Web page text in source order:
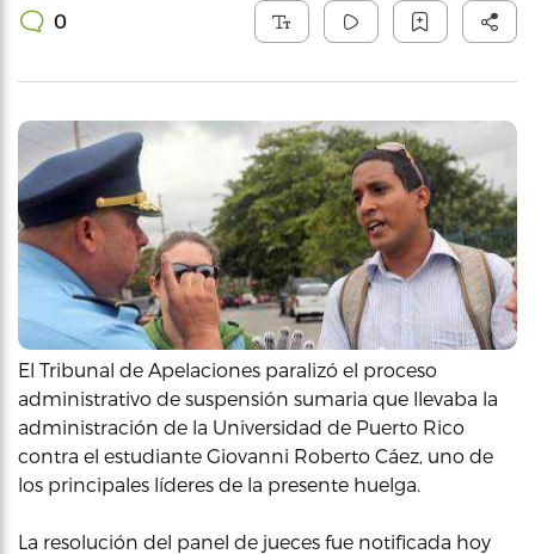
0
El Tribunal de Apelaciones paralizó el proceso
administrativo de suspensión sumaria que llevaba la
administración de la Universidad de Puerto Rico
contra el estudiante Giovanni Roberto Cáez, uno de
los principales líderes de la presente huelga.
La resolución del panel de jueces fue notificada hoy